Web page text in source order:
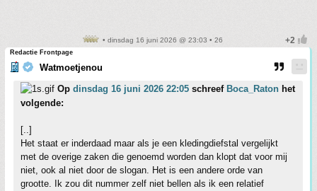
• dinsdag 16 juni 2026 @ 23:03 • 26
Redactie Frontpage
Watmoetjenou
Op dinsdag 16 juni 2026 22:05 schreef Boca_Raton het
volgende:
[..]
Het staat er inderdaad maar als je een kledingdiefstal vergelijkt
met de overige zaken die genoemd worden dan klopt dat voor mij
niet, ook al niet door de slogan. Het is een andere orde van
grootte. Ik zou dit nummer zelf niet bellen als ik een relatief